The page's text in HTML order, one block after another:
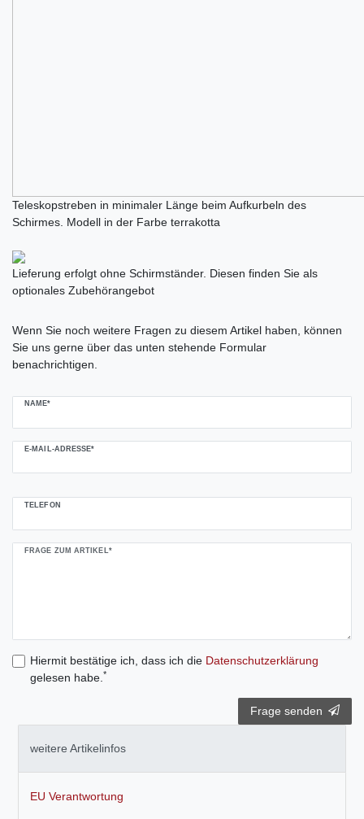
Teleskopstreben in minimaler Länge beim Aufkurbeln des
Schirmes. Modell in der Farbe terrakotta
Lieferung erfolgt ohne Schirmständer. Diesen finden Sie als
optionales Zubehörangebot
Wenn Sie noch weitere Fragen zu diesem Artikel haben, können
Sie uns gerne über das unten stehende Formular
benachrichtigen.
NAME*
E-MAIL-ADRESSE*
TELEFON
FRAGE ZUM ARTIKEL*
Hiermit bestätige ich, dass ich die Daten­schutz­erklärung
gelesen habe. *
Frage senden
weitere Artikelinfos
EU Verantwortung